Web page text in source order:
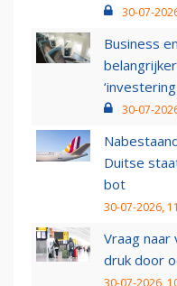
30-07-
Business
30-07-
Duitse
bot
30-07-2026,
Vraag
druk door
30-07-2026,